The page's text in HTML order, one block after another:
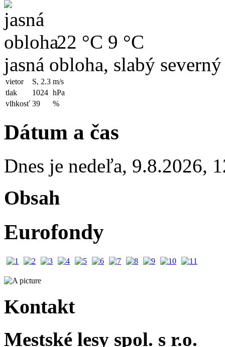
22 °C 9 °C
jasná obloha, slabý
vietor S, 2.3 m/s
tlak
1024 hPa
vlhkosť 39 %
Dátum a čas
Dnes je nedeľa, 9.8.2026,
Obsah
Eurofondy
Kontakt
Mestské lesy spol. s r.o.